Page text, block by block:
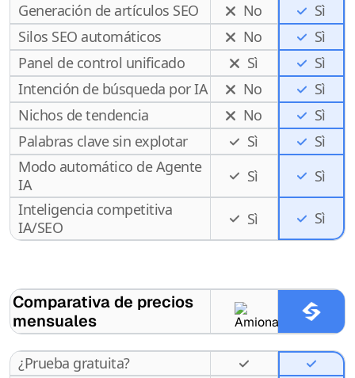
Generación de artículos SEO
No
Sì
Silos SEO automáticos
No
Sì
Panel de control unificado
Sì
Sì
Intención de búsqueda por IA
No
Sì
Nichos de tendencia
No
Sì
Palabras clave sin explotar
Sì
Sì
Modo automático de Agente
IA
Sì
Sì
Inteligencia competitiva
IA/SEO
Sì Sì
Comparativa de precios
mensuales
¿Prueba gratuita?